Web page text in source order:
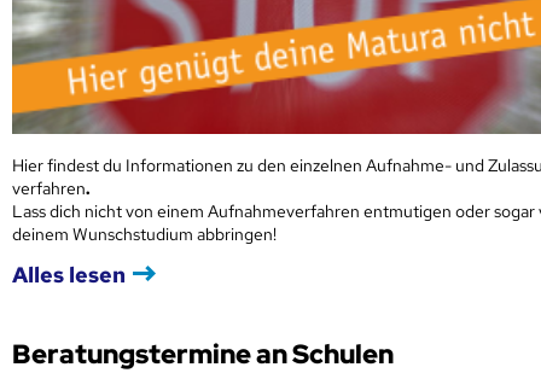
Hier findest du Informationen zu den einzelnen Aufnahme- und
verfahren.
Lass dich nicht von einem Aufnahmeverfahren entmutigen oder sogar
deinem Wunschstudium abbringen!
Alles lesen
Beratungstermine an Schulen